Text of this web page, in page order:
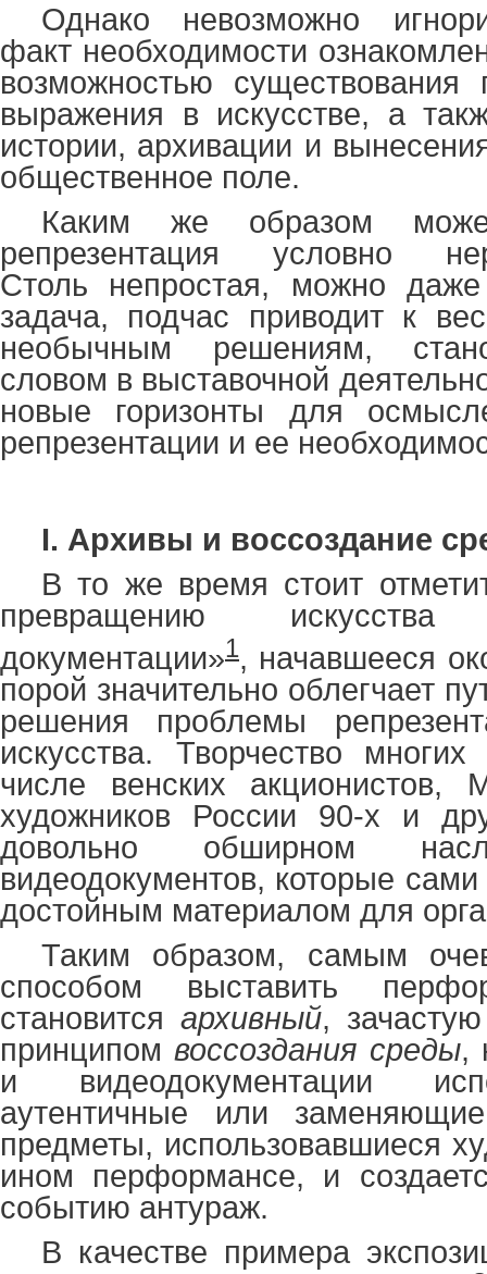
Однако невозможно
факт необходимости
возможностью существования
выражения в искусстве, а
истории, архивации и
общественное поле.
Каким же образом
репрезентация условно
Столь непростая, можно даже
задача, подчас приводит к
необычным решениям,
словом в выставочной
новые горизонты для
репрезентации и ее
I. Архивы и воссоздание
В то же время стоит
превращению
документации»1, начавшееся
порой значительно облегчает
решения проблемы
искусства. Творчество
числе венских акционистов,
художников России 90-х и
довольно обширном
видеодокументов, которые
достойным материалом для
Таким образом, самым
способом выставить
становитсяархивный,
принципомвоссоздания среды,
и видеодокументации
аутентичные или
предметы, использовавшиеся
ином перформансе, и
событию антураж.
В качестве примера